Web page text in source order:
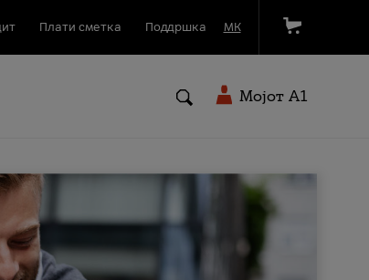
Плати сметка Поддршка МК
Мојот A1